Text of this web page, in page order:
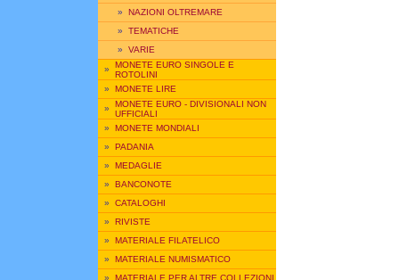
» NAZIONI OLTREMARE
» TEMATICHE
» VARIE
» MONETE EURO SINGOLE E
ROTOLINI
» MONETE LIRE
» MONETE EURO - DIVISIONALI NON
UFFICIALI
» MONETE MONDIALI
» PADANIA
» MEDAGLIE
» BANCONOTE
» CATALOGHI
» RIVISTE
» MATERIALE FILATELICO
» MATERIALE NUMISMATICO
» MATERIALE PER ALTRE COLLEZIONI